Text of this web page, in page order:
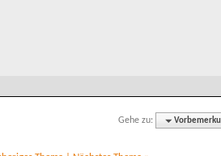
Gehe zu: